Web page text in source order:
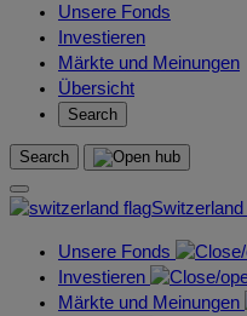
Unsere Fonds
Investieren
Märkte und Meinungen
Übersicht
Search
Search
Unsere Fonds
Investieren
Märkte und Meinungen